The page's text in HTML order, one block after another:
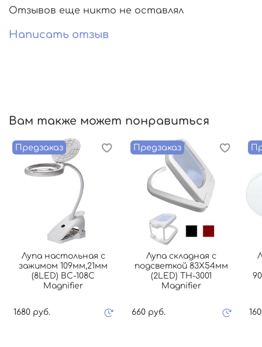
Отзывов еще никто не оставлял
Написать отзыв
Вам также может понравиться
Предзаказ
Лупа настольная с
зажимом 109мм,21мм
(8LED) BC-108C
Magnifier
1680 руб.
Предзаказ
Лупа складная с
подсветкой 83Х54мм
(2LED) TH-3001
Magnifier
660 руб.